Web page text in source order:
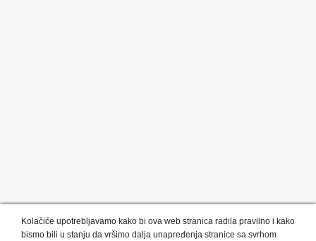
Kolačiće upotrebljavamo kako bi ova web stranica radila pravilno i kako
bismo bili u stanju da vršimo dalja unapređenja stranice sa svrhom